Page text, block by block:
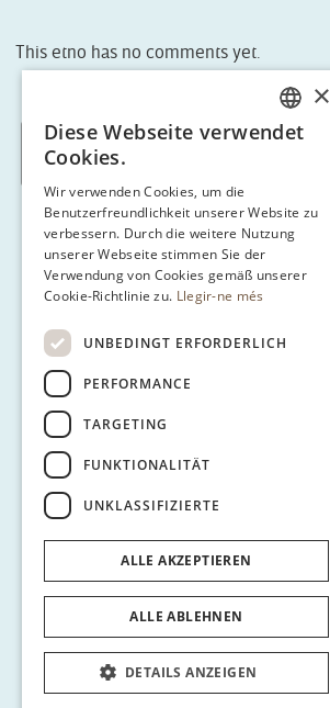
This etno has no comments yet.
< Tornar a Route 3
CATALAN
SPANISH
×
Diese Webseite verwendet
Cookies.
Wir verwenden Cookies, um die
Benutzerfreundlichkeit unserer Website zu
verbessern. Durch die weitere Nutzung
unserer Webseite stimmen Sie der
Verwendung von Cookies gemäß unserer
Cookie-Richtlinie zu. Llegir-ne més
UNBEDINGT ERFORDERLICH
PERFORMANCE
TARGETING
FUNKTIONALITÄT
UNKLASSIFIZIERTE
ALLE AKZEPTIEREN
ALLE ABLEHNEN
DETAILS ANZEIGEN